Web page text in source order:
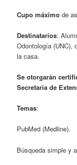
Cupo máximo de
Destinatarios:
Odontología (UNC),
la casa.
Se otorgarán
Secretaría de
Temas:
PubMed (Medline).
Búsqueda simple y